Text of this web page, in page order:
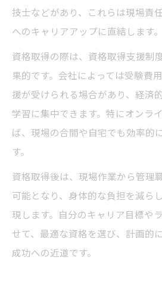
技士などがあり、これらは現場責
へのキャリアアップに直結します。
資格取得の際は、資格取得支援制
果的です。会社によっては受験費
援が受けられる場合があり、経済
学習に集中できます。特にオンラ
ば、現場の合間や自宅でも効率的
す。
資格取得後は、現場作業から管理
可能となり、身体的な負担を減ら
現します。自分のキャリア目標や
せて、最適な資格を選び、計画的
成功への近道です。